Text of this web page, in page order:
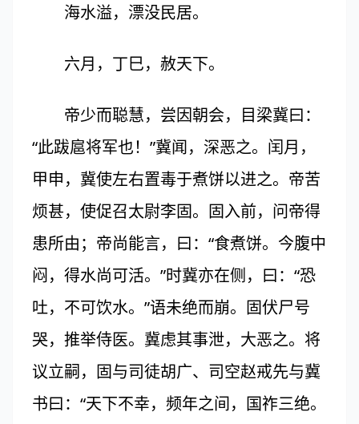
海水溢，漂没民居。
六月，丁巳，赦天下。
帝少而聪慧，尝因朝会，目梁冀曰：
“此跋扈将军也！”冀闻，深恶之。闰月，
甲申，冀使左右置毒于煮饼以进之。帝苦
烦甚，使促召太尉李固。固入前，问帝得
患所由；帝尚能言，曰：“食煮饼。今腹中
闷，得水尚可活。”时冀亦在侧，曰：“恐
吐，不可饮水。”语未绝而崩。固伏尸号
哭，推举侍医。冀虑其事泄，大恶之。将
议立嗣，固与司徒胡广、司空赵戒先与冀
书曰：“天下不幸，频年之间，国祚三绝。